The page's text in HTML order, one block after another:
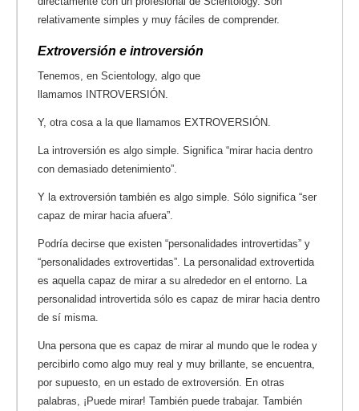
relativamente simples y muy fáciles de comprender.
Extroversión e introversión
Tenemos, en Scientology, algo que
llamamos INTROVERSIÓN.
Y, otra cosa a la que llamamos EXTROVERSIÓN.
La introversión es algo simple. Significa “mirar hacia dentro
con demasiado detenimiento”.
Y la extroversión también es algo simple. Sólo significa “ser
capaz de mirar hacia afuera”.
Podría decirse que existen “personalidades introvertidas” y
“personalidades extrovertidas”. La personalidad extrovertida
es aquella capaz de mirar a su alrededor en el entorno. La
personalidad introvertida sólo es capaz de mirar hacia dentro
de sí misma.
Una persona que es capaz de mirar al mundo que le rodea y
percibirlo como algo muy real y muy brillante, se encuentra,
por supuesto, en un estado de extroversión. En otras
palabras, ¡Puede mirar! También puede trabajar. También